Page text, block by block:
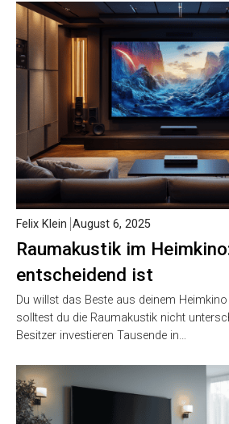
Raumakustik im
entscheidend ist
Felix Klein August 6, 2025
Du willst das Beste aus deinem
solltest du die Raumakustik nicht
Besitzer investieren Tausende in…